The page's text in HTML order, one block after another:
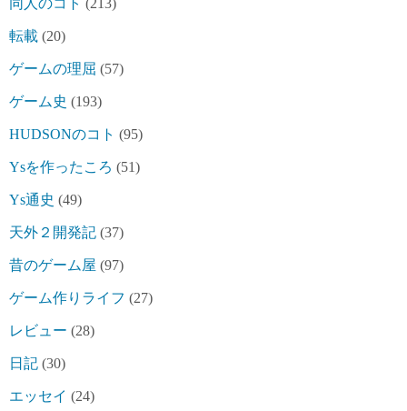
同人のコト (213)
転載 (20)
ゲームの理屈 (57)
ゲーム史 (193)
HUDSONのコト (95)
Ysを作ったころ (51)
Ys通史 (49)
天外２開発記 (37)
昔のゲーム屋 (97)
ゲーム作りライフ (27)
レビュー (28)
日記 (30)
エッセイ (24)